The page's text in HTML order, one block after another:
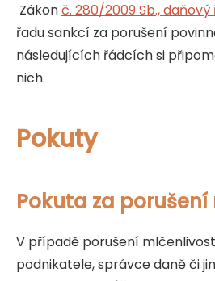
Zákonč. 280/2009 Sb., daňový
řadu sankcí za porušení
následujících řádcích si
nich.
Pokuty
Pokuta za
V případě porušení
podnikatele, správce daně či